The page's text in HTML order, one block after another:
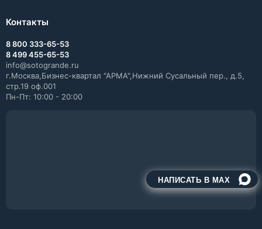
НАПИСАТЬ В MAX
Контакты
8 800 333-65-53
8 499 455-65-53
info@sotogrande.ru
г.Москва,Бизнес-квартал "АРМА",Нижний Сусальный пер., д.5,
стр.19 оф.001
Пн-Пт: 10:00 - 20:00